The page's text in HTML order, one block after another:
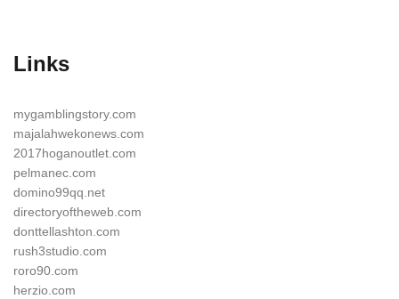
Links
mygamblingstory.com
majalahwekonews.com
2017hoganoutlet.com
pelmanec.com
domino99qq.net
directoryoftheweb.com
donttellashton.com
rush3studio.com
roro90.com
herzio.com